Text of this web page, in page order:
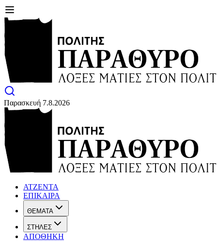
Παρασκευή 7.8.2026
ΑΤΖΕΝΤΑ
ΕΠΙΚΑΙΡΑ
ΘΕΜΑΤΑ
ΣΤΗΛΕΣ
ΑΠΟΘΗΚΗ